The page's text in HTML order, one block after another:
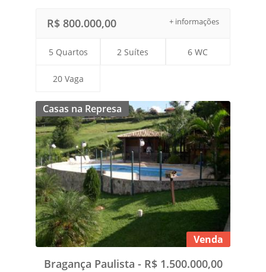
+ informações
R$ 800.000,00
5 Quartos 2 Suítes 6 WC
20 Vaga
Casas na Represa
Venda
Bragança Paulista - R$ 1.500.000,00